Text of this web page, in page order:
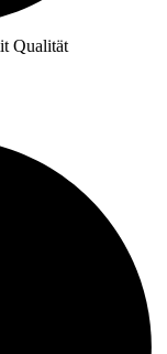
Qualität